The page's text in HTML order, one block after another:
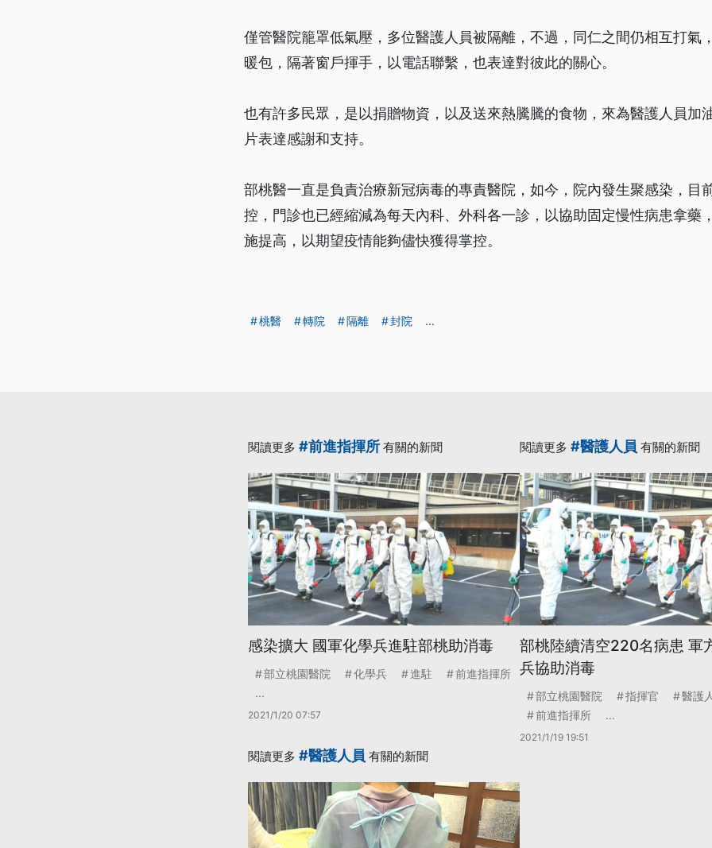
僅管醫院籠罩低氣壓，多位醫護人員被隔離，不過，同仁之間仍相互打氣
暖包，隔著窗戶揮手，以電話聯繫，也表達對彼此的關心。
也有許多民眾，是以捐贈物資，以及送來熱騰騰的食物，來為醫護人員加
片表達感謝和支持。
部桃醫一直是負責治療新冠病毒的專責醫院，如今，院內發生聚感染，目
控，門診也已經縮減為每天內科、外科各一診，以協助固定慢性病患拿藥
施提高，以期望疫情能夠儘快獲得掌控。
桃醫 轉院 隔離 封院 ...
閱讀更多 #前進指揮所 有關的新聞
感染擴大 國軍化學兵進駐部桃助消毒
部立桃園醫院 化學兵 進駐
前進指揮所
...
2021/1/20 07:57
閱讀更多 #醫護人員 有關的新聞
部桃陸續清空220名病患 軍
兵協助消毒
部立桃園醫院 指揮官
醫護
前進指揮所
...
2021/1/19 19:51
閱讀更多 #醫護人員 有關的新聞